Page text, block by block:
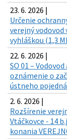
23. 6. 2026 |
Určenie
verejný vodovod
vyhláškou (1,3
22. 6. 2026 |
SO 01 –
oznámenie o
ústneho
2. 6. 2026 |
Rozšírenie
Vtáčkovce - 14
konania